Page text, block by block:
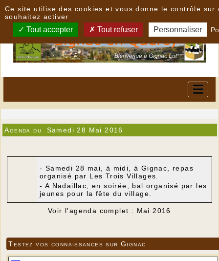
Agenda du Samedi 28 Mai 2016
- Samedi 28 mai, à midi, à Gignac, repas
organisé par Les Trois Villages.
- A Nadaillac, en soirée, bal organisé par les
jeunes pour la fête du village.
Voir l'agenda complet : Mai 2016
Testez vos connaissances sur Gignac
Ce site utilise des cookies et vous donne le contrôle sur
souhaitez activer
Tout accepter Tout refuser Personnaliser